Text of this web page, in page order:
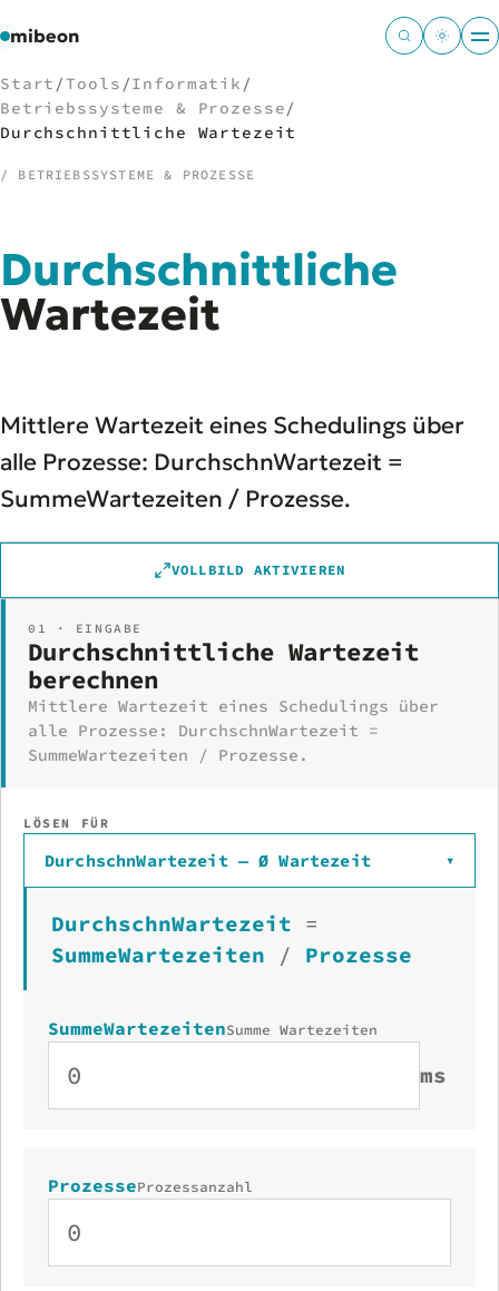
mibeon
Start
02 MB
03Projekte
04Leistungen
07Welten
Start /Tools /Informatik /
Betriebssysteme & Prozesse/
Durchschnittliche Wartezeit
/ BETRIEBSSYSTEME & PROZESSE
Durchschnittliche
Wartezeit
Mittlere Wartezeit eines Schedulings über
alle Prozesse: DurchschnWartezeit =
SummeWartezeiten / Prozesse.
VOLLBILD AKTIVIEREN
01 · EINGABE
Durchschnittliche Wartezeit
berechnen
Mittlere Wartezeit eines Schedulings über
alle Prozesse: DurchschnWartezeit =
SummeWartezeiten / Prozesse.
LÖSEN FÜR
DurchschnWartezeit — Ø Wartezeit ▾
DurchschnWartezeit =
SummeWartezeiten
/ Prozesse
SummeWartezeitenSumme Wartezeiten
ms
ProzesseProzessanzahl